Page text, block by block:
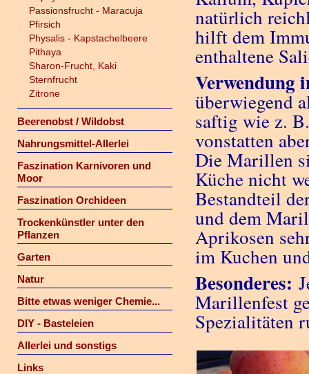
Passionsfrucht - Maracuja
Pfirsich
Physalis - Kapstachelbeere
Pithaya
Sharon-Frucht, Kaki
Sternfrucht
Zitrone
Beerenobst / Wildobst
Nahrungsmittel-Allerlei
Faszination Karnivoren und
Moor
Faszination Orchideen
Trockenkünstler unter den
Pflanzen
Garten
Natur
Bitte etwas weniger Chemie...
DIY - Basteleien
Allerlei und sonstigs
Links
natürlich
hilft dem
enthaltene
Verwendung
überwiegend
saftig wie z.
vonstatten
Die Marillen
Küche nicht
Bestandteil
und dem
Aprikosen
im Kuchen
Besonderes:
Marillenfest
Spezialitäten